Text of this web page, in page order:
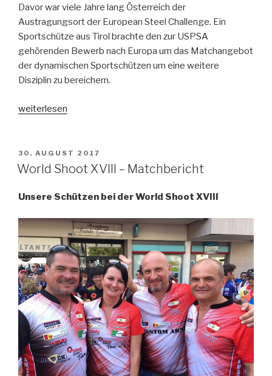
Davor war viele Jahre lang Österreich der
Austragungsort der European Steel Challenge. Ein
Sportschütze aus Tirol brachte den zur USPSA
gehörenden Bewerb nach Europa um das Matchangebot
der dynamischen Sportschützen um eine weitere
Disziplin zu bereichern.
„European
Championship
2019
Matchbericht“
weiterlesen
VERÖFFENTLICHT
AM
30. AUGUST 2017
World Shoot XVIII – Matchbericht
Unsere Schützen bei der World Shoot XVIII